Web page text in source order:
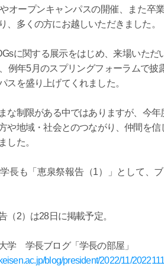
オープンキャンパスの開催、また卒
、多くの方にお越しいただきました。
に関する展示をはじめ、来場いただ
例年5月のスプリングフォーラムで
スを盛り上げてくれました。
な制限がある中ではありますが、今
や地域・社会とのつながり、仲間を
した。
長も「恵泉祭報告（1）」として、
2）は28日に掲載予定。
学 学長ブログ「学長の部屋」
blog/president/2022/11/